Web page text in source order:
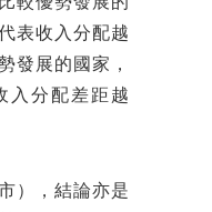
表收入分配越
發展的國家，
入分配差距越
），結論亦是